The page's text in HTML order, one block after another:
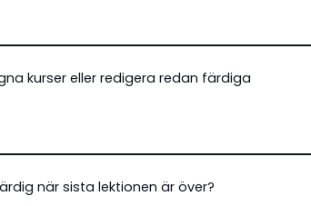
kurser eller redigera redan färdiga
när sista lektionen är över?